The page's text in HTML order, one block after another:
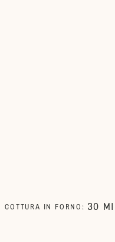
COTTURA IN FORNO : 30